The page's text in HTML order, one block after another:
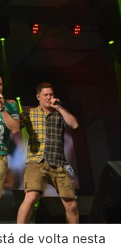
de volta nesta